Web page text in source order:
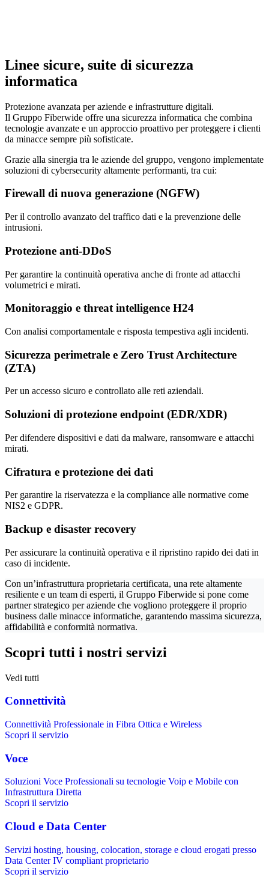
Linee sicure, suite di sicurezza
informatica
Protezione avanzata per aziende e infrastrutture digitali.
Il Gruppo Fiberwide offre una sicurezza informatica che combina
tecnologie avanzate e un approccio proattivo per proteggere i clienti
da minacce sempre più sofisticate.
Grazie alla sinergia tra le aziende del gruppo, vengono implementate
soluzioni di cybersecurity altamente performanti, tra cui:
Firewall di nuova generazione (NGFW)
Per il controllo avanzato del traffico dati e la prevenzione delle
intrusioni.
Protezione anti-DDoS
Per garantire la continuità operativa anche di fronte ad attacchi
volumetrici e mirati.
Monitoraggio e threat intelligence H24
Con analisi comportamentale e risposta tempestiva agli incidenti.
Sicurezza perimetrale e Zero Trust Architecture
(ZTA)
Per un accesso sicuro e controllato alle reti aziendali.
Soluzioni di protezione endpoint (EDR/XDR)
Per difendere dispositivi e dati da malware, ransomware e attacchi
mirati.
Cifratura e protezione dei dati
Per garantire la riservatezza e la compliance alle normative come
NIS2 e GDPR.
Backup e disaster recovery
Per assicurare la continuità operativa e il ripristino rapido dei dati in
caso di incidente.
Con un’infrastruttura proprietaria certificata, una rete altamente
resiliente e un team di esperti, il Gruppo Fiberwide si pone come
partner strategico per aziende che vogliono proteggere il proprio
business dalle minacce informatiche, garantendo massima sicurezza,
affidabilità e conformità normativa.
Scopri tutti i nostri servizi
Vedi tutti
Connettività
Connettività Professionale in Fibra Ottica e Wireless
Scopri il servizio
Voce
Soluzioni Voce Professionali su tecnologie Voip e Mobile con
Infrastruttura Diretta
Scopri il servizio
Cloud e Data Center
Servizi hosting, housing, colocation, storage e cloud erogati presso
Data Center IV compliant proprietario
Scopri il servizio